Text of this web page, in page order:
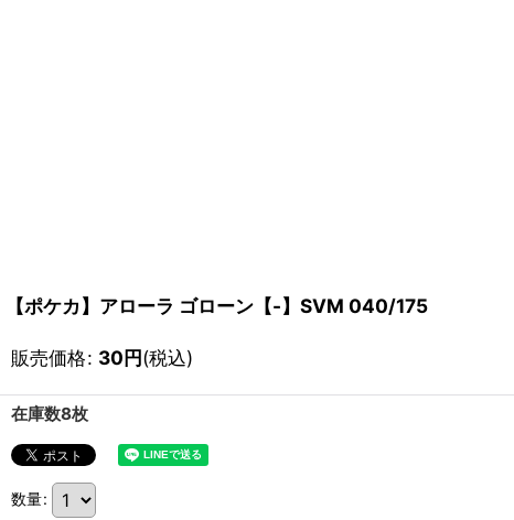
【ポケカ】アローラ ゴローン【-】SVM 040/175
販売価格: 30円(税込)
在庫数8枚
数量: